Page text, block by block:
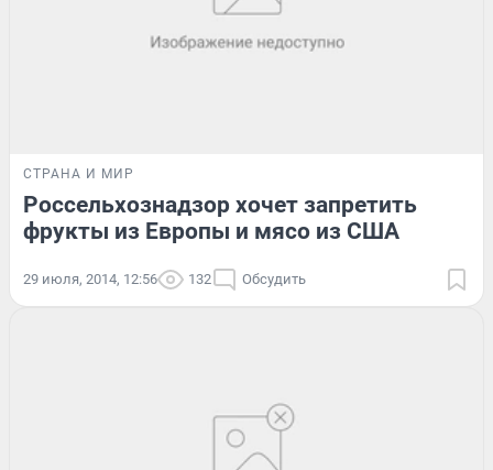
СТРАНА И МИР
Россельхознадзор хочет запретить
фрукты из Европы и мясо из США
29 июля, 2014, 12:56 132 Обсудить